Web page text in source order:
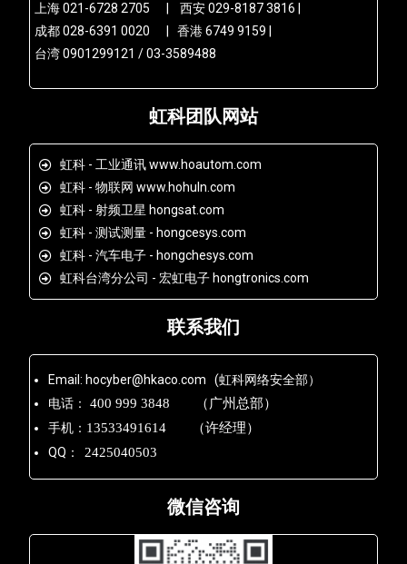
上海 021-6728 2705 | 西安 029-8187 3816 |
成都 028-6391 0020 | 香港 6749 9159 |
台湾 0901299121 / 03-3589488
虹科团队网站
虹科 - 工业通讯 www.hoautom.com
虹科 - 物联网 www.hohuln.com
虹科 - 射频卫星 hongsat.com
虹科 - 测试测量 - hongcesys.com
虹科 - 汽车电子 - hongchesys.com
虹科台湾分公司 - 宏虹电子 hongtronics.com
联系我们
Email: hocyber@hkaco.com (虹科网络安全部）
电话：
400 999 3848 （广州总部）
手机： 13533491614 （许经理）
QQ： 2425040503
微信咨询